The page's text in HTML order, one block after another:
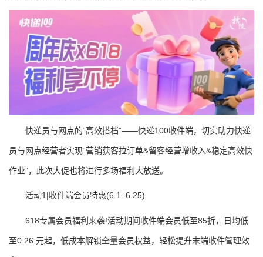
快递员与网点的“高效搭档”——快递100收件端，切实助力快递
员与网点经营者实现“营销获客拉订单&留客经营增收入&稳定高效快
作业”，此次大促也将进行多场福利大放送。
活动1|收件端会员特惠(6.1–6.25)
618专属会员福利来袭!活动期间收件端会员低至85折，日均低
至0.26 元起，低成本解锁全量会员权益，轻松提升末端收件管理效